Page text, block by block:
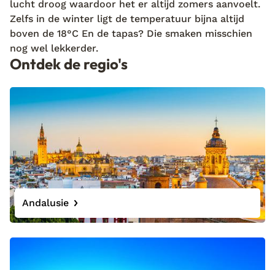
lucht droog waardoor het er altijd zomers aanvoelt.
Zelfs in de winter ligt de temperatuur bijna altijd
boven de 18°C En de tapas? Die smaken misschien
nog wel lekkerder.
Ontdek de regio's
Andalusie